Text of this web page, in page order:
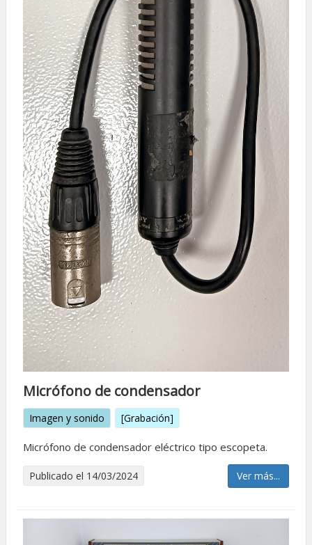
Micrófono de condensador
Imagen y sonido [Grabación]
Micrófono de condensador eléctrico tipo escopeta.
Publicado el 14/03/2024 Ver más...